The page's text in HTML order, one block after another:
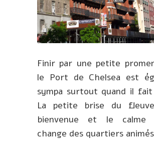
Finir par une petite
le Port de Chelsea est
sympa surtout quand il
La petite brise du
bienvenue et le calme
change des quartiers